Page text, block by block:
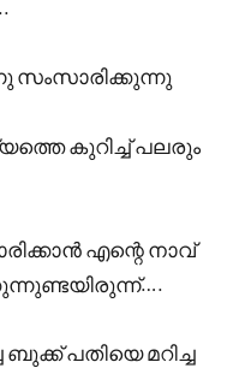
സംസാരിക്കുന്നു
കുറിച്ച് പലരും
എന്റെ നാവ്
പതിയെ മറിച്ച